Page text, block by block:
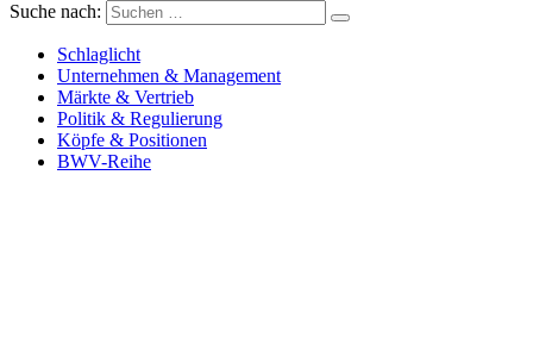
Versicherungswirtschaft-heute
Suche nach:
Schlaglicht
Unternehmen & Management
Märkte & Vertrieb
Politik & Regulierung
Köpfe & Positionen
BWV-Reihe